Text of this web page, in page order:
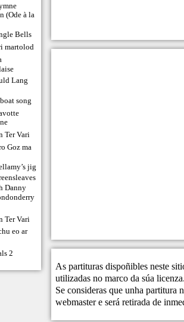
(Ode à la
Bells
martolod
Lang
song
Ter Vari
Goz ma
jig
Danny
Ter Vari
eo ar
2
As partituras dispoñibles neste
utilizadas no marco da súa
Se consideras que unha partitura
webmastere será retirada de